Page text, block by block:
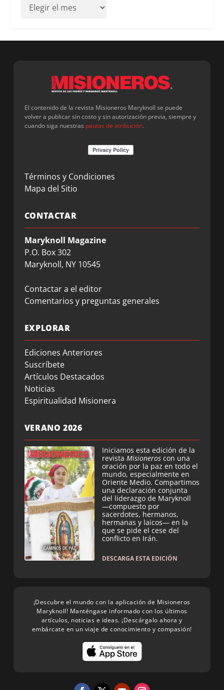
El contenido de la revista Misioneros Maryknoll se puede
volver a publicar sin costo y sin autorización previa, siempre y
cuando siga nuestras pautas de atribución.
Términos y Condiciones
Mapa del Sitio
CONTACTAR
Maryknoll Magazine
P.O. Box 302
Maryknoll, NY 10545
Contactar a el editor
Comentarios y preguntas generales
EXPLORAR
Ediciones Anteriores
Suscríbete
Artículos Destacados
Noticias
Espiritualidad Misionera
VERANO 2026
Iniciamos esta edición de la
revista Misioneros con una
oración por la paz en todo el
mundo, especialmente en
Oriente Medio. Compartimos
una declaración conjunta
del liderazgo de Maryknoll
—compuesto por
sacerdotes, hermanos,
hermanas y laicos— en la
que se pide el cese del
conflicto en Irán.
DESCARGA ESTA EDICIÓN
¡Descubre el mundo con la aplicación de Misioneros
Maryknoll! Manténgase informado con los últimos
artículos, noticias e ideas. ¡Descárgalo ahora y
embárcate en un viaje de conocimiento y compasión!